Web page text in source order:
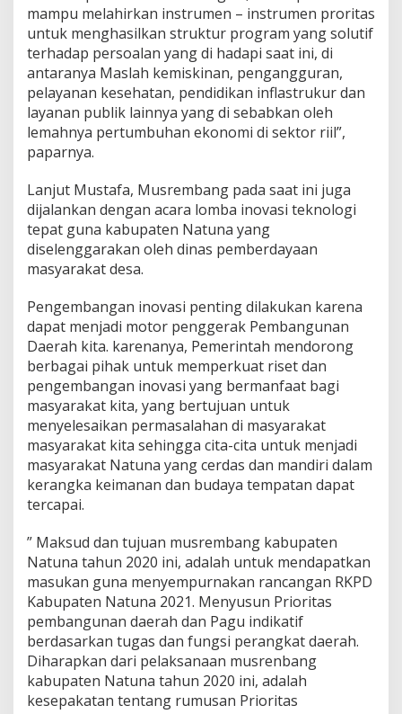
mampu melahirkan instrumen – instrumen proritas
untuk menghasilkan struktur program yang solutif
terhadap persoalan yang di hadapi saat ini, di
antaranya Maslah kemiskinan, pengangguran,
pelayanan kesehatan, pendidikan inflastrukur dan
layanan publik lainnya yang di sebabkan oleh
lemahnya pertumbuhan ekonomi di sektor riil”,
paparnya.
Lanjut Mustafa, Musrembang pada saat ini juga
dijalankan dengan acara lomba inovasi teknologi
tepat guna kabupaten Natuna yang
diselenggarakan oleh dinas pemberdayaan
masyarakat desa.
Pengembangan inovasi penting dilakukan karena
dapat menjadi motor penggerak Pembangunan
Daerah kita. karenanya, Pemerintah mendorong
berbagai pihak untuk memperkuat riset dan
pengembangan inovasi yang bermanfaat bagi
masyarakat kita, yang bertujuan untuk
menyelesaikan permasalahan di masyarakat
masyarakat kita sehingga cita-cita untuk menjadi
masyarakat Natuna yang cerdas dan mandiri dalam
kerangka keimanan dan budaya tempatan dapat
tercapai.
” Maksud dan tujuan musrembang kabupaten
Natuna tahun 2020 ini, adalah untuk mendapatkan
masukan guna menyempurnakan rancangan RKPD
Kabupaten Natuna 2021. Menyusun Prioritas
pembangunan daerah dan Pagu indikatif
berdasarkan tugas dan fungsi perangkat daerah.
Diharapkan dari pelaksanaan musrenbang
kabupaten Natuna tahun 2020 ini, adalah
kesepakatan tentang rumusan Prioritas